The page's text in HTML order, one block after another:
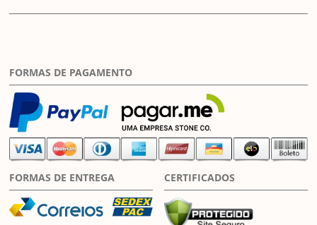
FORMAS DE PAGAMENTO
FORMAS DE ENTREGA CERTIFICADOS